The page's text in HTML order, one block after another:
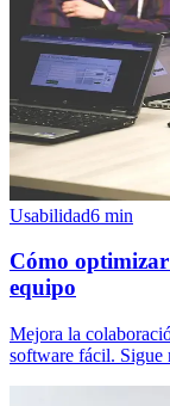
Usabilidad6 min
Cómo
equipo
Mejora la
software fácil. Sigue